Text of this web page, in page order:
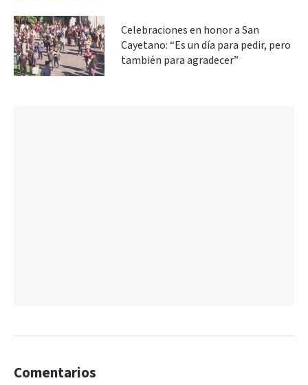
Celebraciones en honor a San
Cayetano: “Es un día para pedir, pero
también para agradecer”
Comentarios